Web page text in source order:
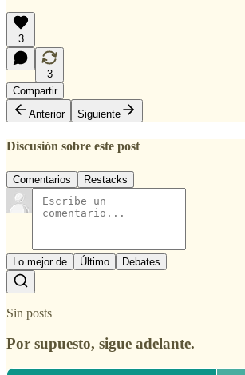
3
3
Compartir
Anterior
Siguiente
Discusión sobre este post
Comentarios Restacks
Lo mejor de Último Debates
Sin posts
Por supuesto, sigue adelante.